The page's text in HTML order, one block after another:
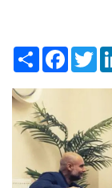
Share
FacebookTwitter